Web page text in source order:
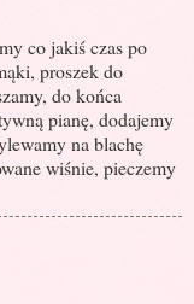
co jakiś czas po
proszek do
do końca
pianę, dodajemy
na blachę
wiśnie, pieczemy